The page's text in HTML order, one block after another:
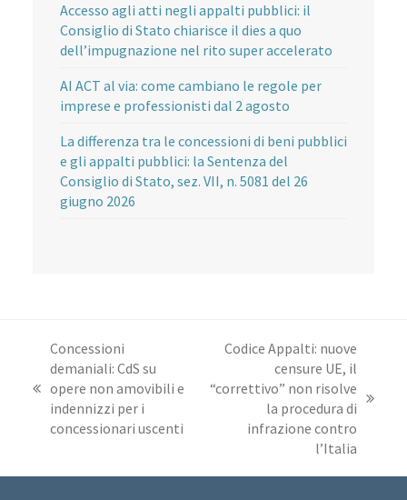
Accesso agli atti negli appalti pubblici: il
Consiglio di Stato chiarisce il dies a quo
dell’impugnazione nel rito super accelerato
AI ACT al via: come cambiano le regole per
imprese e professionisti dal 2 agosto
La differenza tra le concessioni di beni pubblici
e gli appalti pubblici: la Sentenza del
Consiglio di Stato, sez. VII, n. 5081 del 26
giugno 2026
post
precedente:
Concessioni
demaniali: CdS su
opere non amovibili e
indennizzi per i
concessionari uscenti
successivo:
Codice Appalti: nuove
censure UE, il
“correttivo” non risolve
la procedura di
infrazione contro
l’Italia